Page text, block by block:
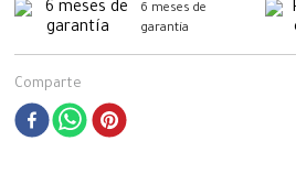
6 meses de
garantía
Comparte